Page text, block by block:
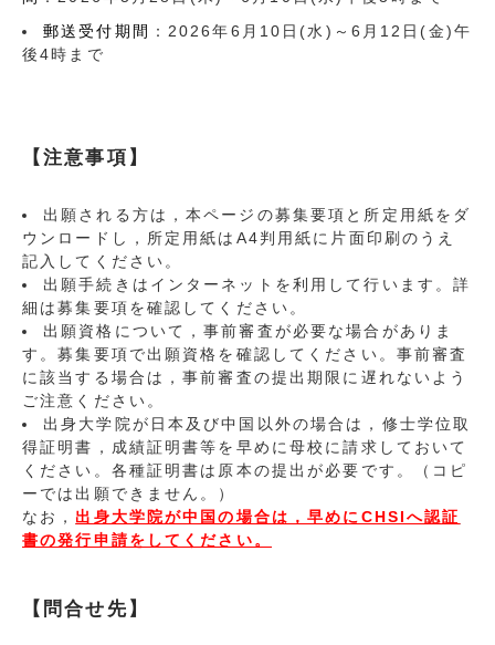
郵送受付期間
：2026年6月10日(水)～6月12日(金)午
後4時まで
【注意事項】
出願される方は，本ページの募集要項と所定用紙をダ
ウンロードし，所定用紙はA4判用紙に片面印刷のうえ
記入してください。
出願手続きはインターネットを利用して行います。詳
細は募集要項を確認してください。
出願資格について，事前審査が必要な場合がありま
す。募集要項で出願資格を確認してください。事前審査
に該当する場合は，事前審査の提出期限に遅れないよう
ご注意ください。
出身大学院が日本及び中国以外の場合は，修士学位取
得証明書，成績証明書等を早めに母校に請求しておいて
ください。各種証明書は原本の提出が必要です。（コピ
ーでは出願できません。）
なお， 出身大学院が中国の場合は，早めにCHSIへ認証
書の発行申請をしてください。
【問合せ先】